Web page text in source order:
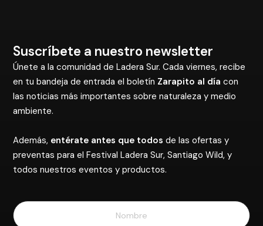
Suscríbete a nuestro newsletter
Únete a la comunidad de Ladera Sur. Cada viernes, recibe
en tu bandeja de entrada el boletín Zarapito al día con
las noticias más importantes sobre naturaleza y medio
ambiente.
Además, entérate antes que todos de las ofertas y
preventas para el Festival Ladera Sur, Santiago Wild, y
todos nuestros eventos y productos.